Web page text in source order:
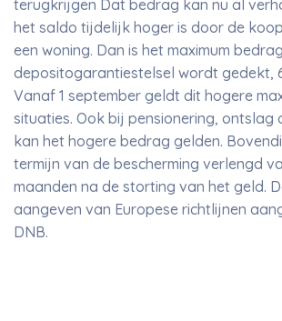
terugkrijgen Dat bedrag kan nu al
het saldo tijdelijk hoger is door de
een woning. Dan is het maximum
depositogarantiestelsel wordt gedekt,
Vanaf 1 september geldt dit hogere
situaties. Ook bij pensionering, ontslag
kan het hogere bedrag gelden.
termijn van de bescherming verlengd
maanden na de storting van het geld.
aangeven van Europese richtlijnen
DNB.